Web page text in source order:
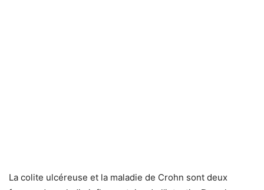
La colite ulcéreuse et la maladie de Crohn sont deux